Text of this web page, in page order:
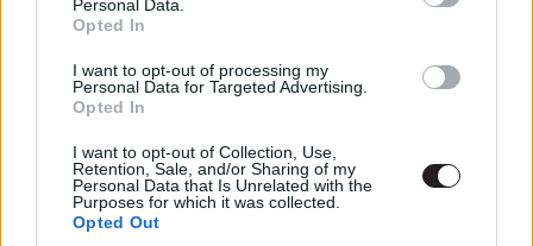
Personal Data.
Opted In
I want to opt-out of processing my
Personal Data for Targeted Advertising.
Opted In
I want to opt-out of Collection, Use,
Retention, Sale, and/or Sharing of my
Personal Data that Is Unrelated with the
Purposes for which it was collected.
Opted Out
többet bíz a nézői fantáziára, semmint a „mindent látó
szem”-re. Ne legyen kétségeink: ez itt a Pokol, ahol a
reménysugár nem létező, hiba csupán a mátrixban, amit
azonnal orvosolni kell. A film egésze fragmentált és
néhol epizodikusnak tetszik. Van ugyan történet, de
néző szarban érezze magát: hiába vagyunk folyton
Saullal, karaktere nem hős, se nem feltétlen pozitív
szereplő. Egy dolog, hogy motivációja becsületre méltó,
ámbár egyben hiábavaló is, arról nem beszélve, hogy